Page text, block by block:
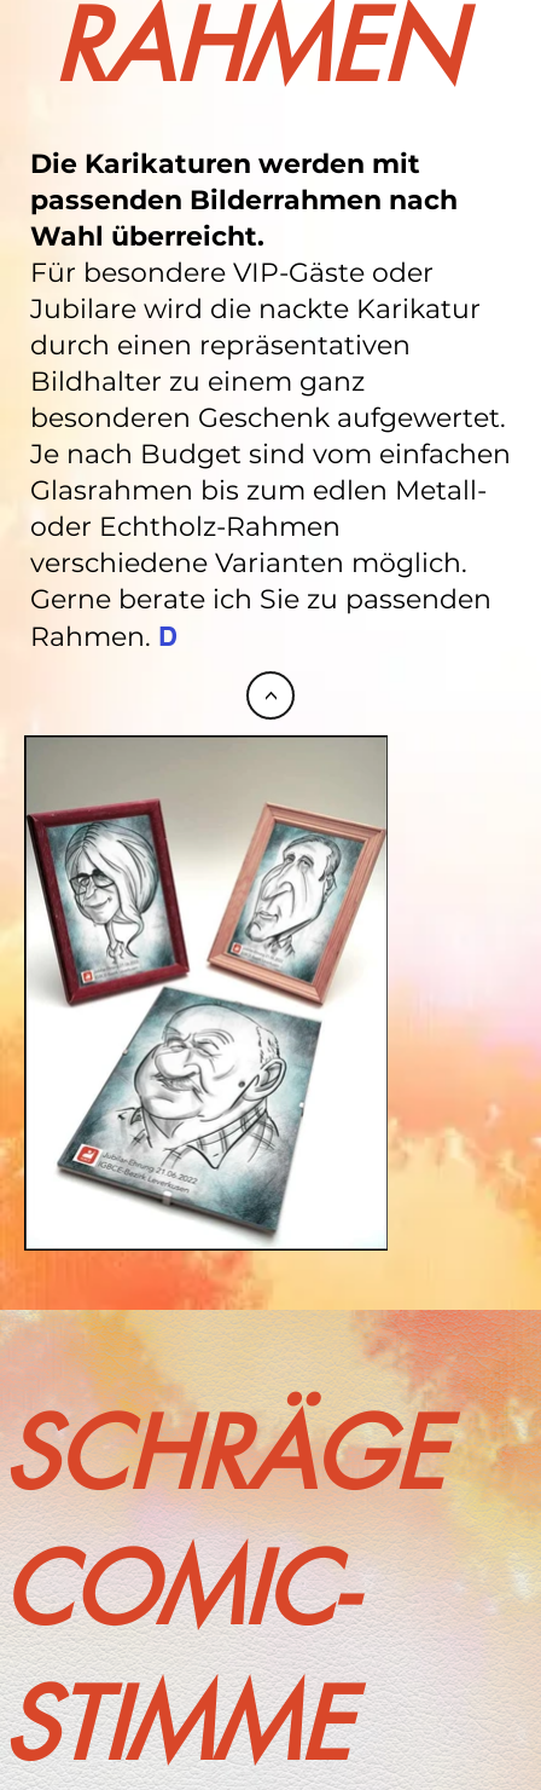
RAHMEN
Die Karikaturen werden mit
passenden Bilderrahmen nach
Wahl überreicht.
Für besondere VIP-Gäste oder
Jubilare wird die nackte Karikatur
durch einen repräsentativen
Bildhalter zu einem ganz
besonderen Geschenk aufgewertet.
Je nach Budget sind vom einfachen
Glasrahmen bis zum edlen Metall-
oder Echtholz-Rahmen
verschiedene Varianten möglich.
Gerne berate ich Sie zu passenden
Rahmen. D
<
SCHRÄGE
COMIC-
STIMME